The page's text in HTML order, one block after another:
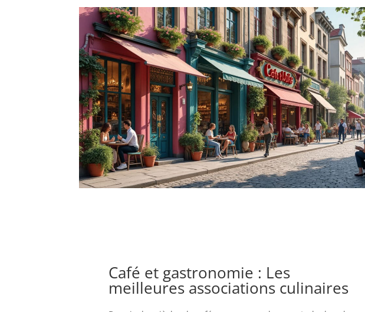
Café et gastronomie : Les
meilleures associations culinaires